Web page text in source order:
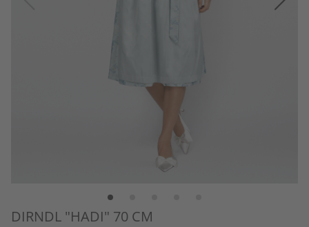
DIRNDL "HADI" 70 CM